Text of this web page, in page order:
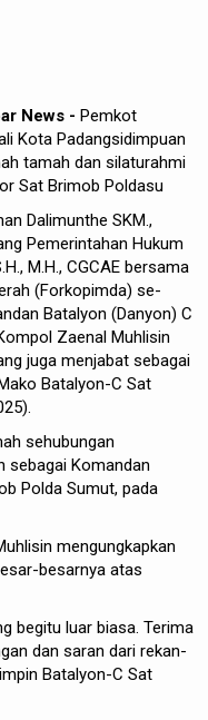
News - Pemkot
Kota Padangsidimpuan
tamah dan silaturahmi
Sat Brimob Poldasu
Dalimunthe SKM.,
Pemerintahan Hukum
M.H., CGCAE bersama
(Forkopimda) se-
Batalyon (Danyon) C
Zaenal Muhlisin
juga menjabat sebagai
Batalyon-C Sat
sehubungan
sebagai Komandan
Polda Sumut, pada
mengungkapkan
besarnya atas
begitu luar biasa. Terima
dan saran dari rekan-
Batalyon-C Sat